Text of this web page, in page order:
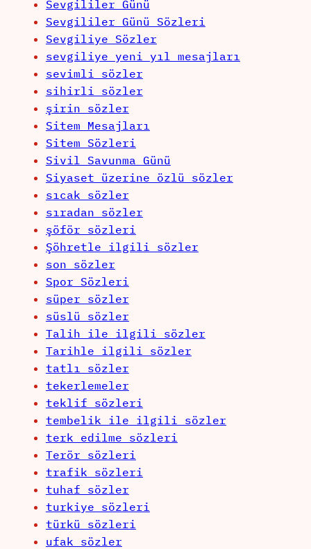
Sevgililer Günü
Sevgililer Günü Sözleri
Sevgiliye Sözler
sevgiliye yeni yıl mesajları
sevimli sözler
sihirli sözler
şirin sözler
Sitem Mesajları
Sitem Sözleri
Sivil Savunma Günü
Siyaset üzerine özlü sözler
sıcak sözler
sıradan sözler
şöför sözleri
Şöhretle ilgili sözler
son sözler
Spor Sözleri
süper sözler
süslü sözler
Talih ile ilgili sözler
Tarihle ilgili sözler
tatlı sözler
tekerlemeler
teklif sözleri
tembelik ile ilgili sözler
terk edilme sözleri
Terör sözleri
trafik sözleri
tuhaf sözler
turkiye sözleri
türkü sözleri
ufak sözler